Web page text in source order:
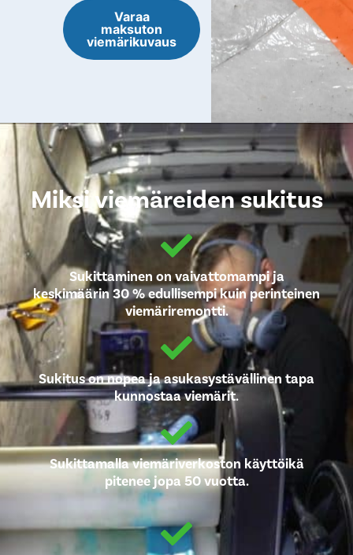
Varaa
maksuton
viemärikuvaus
Miksi viemäreiden sukitus
Sukittaminen on vaivattomampi ja
keskimäärin 30 % edullisempi kuin perinteinen
viemäriremontti.
Sukitus on nopea ja asukasystävällinen tapa
kunnostaa viemärit.
Sukittamalla viemäriverkoston käyttöikä
pitenee jopa 50 vuotta.